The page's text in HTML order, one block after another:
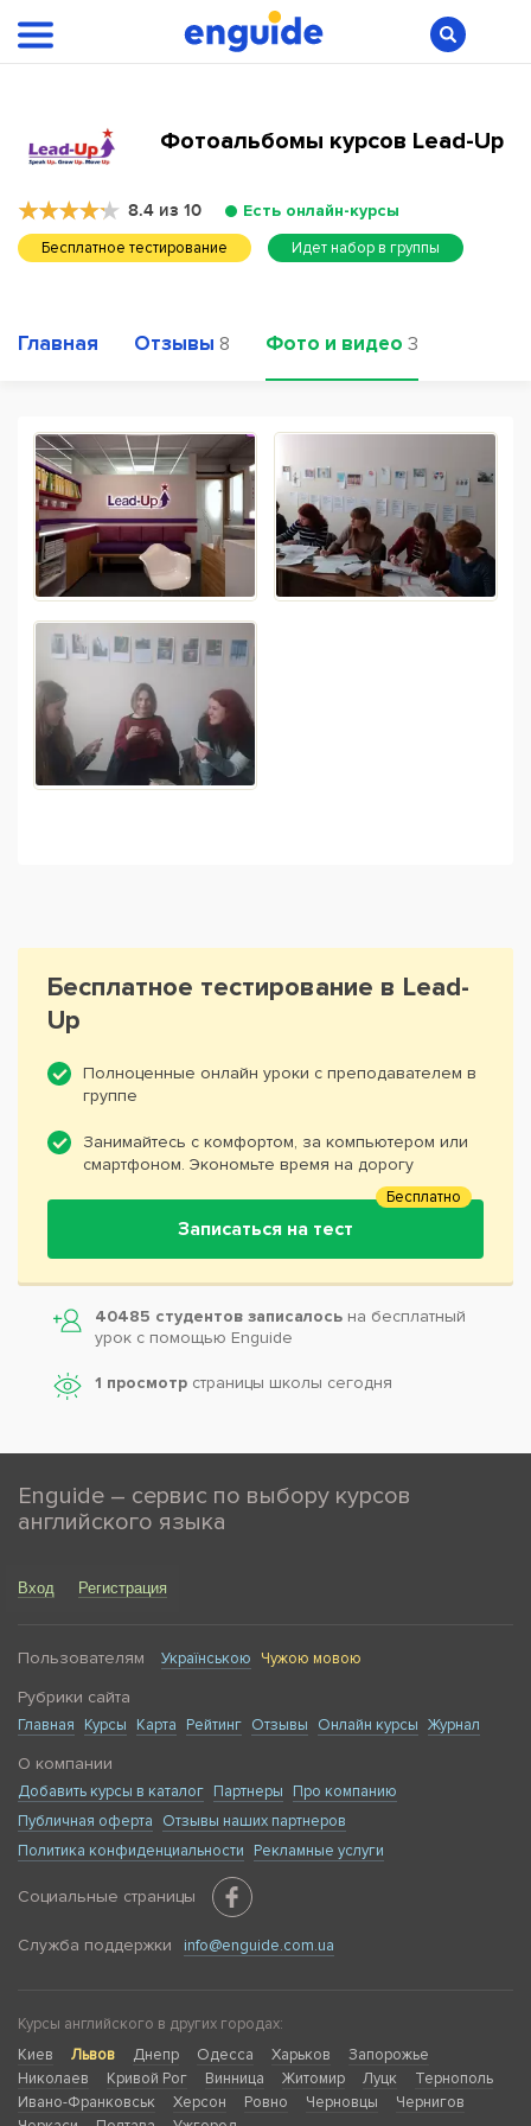
Фотоальбомы курсов Lead-Up
8.4 из 10 Есть онлайн-курсы
Бесплатное тестирование Идет набор в группы
Главная Отзывы 8 Фото и видео 3
Бесплатное тестирование в Lead-
Up
Полноценные онлайн уроки с преподавателем в
группе
Занимайтесь с комфортом, за компьютером или
смартфоном. Экономьте время на дорогу
Записаться на тест
Бесплатно
40485 студентов записалось на бесплатный
урок с помощью Enguide
1 просмотр страницы школы сегодня
Enguide – сервис по выбору курсов
английского языка
Вход Регистрация
Пользователям Українською Чужою мовою
Рубрики сайта
Главная Курсы Карта Рейтинг Отзывы Онлайн курсы Журнал
О компании
Добавить курсы в каталог Партнеры
Про компанию
Публичная оферта
Отзывы наших партнеров
Политика конфиденциальности
Рекламные услуги
Социальные страницы
Служба поддержки info@enguide.com.ua
Курсы английского в других городах:
Киев
Львов Днепр Одесса Харьков
Запорожье
Николаев
Кривой Рог Винница Житомир Луцк
Тернополь
Ивано-Франковськ
Херсон Ровно Черновцы
Чернигов